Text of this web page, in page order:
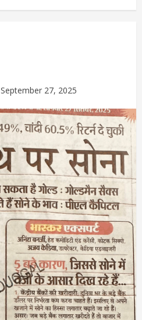
September 27, 2025